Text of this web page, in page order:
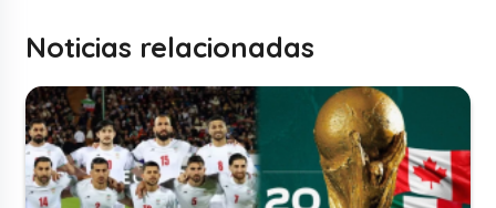
Noticias relacionadas